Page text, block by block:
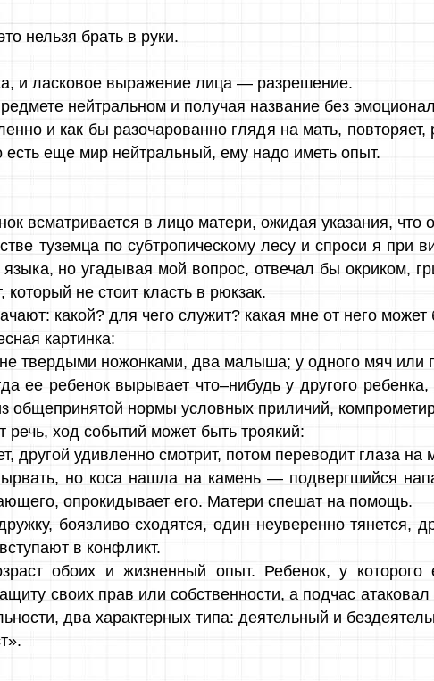
нельзя брать в руки.
и ласковое выражение лица — разрешение.
нейтральном и получая название без
и как бы разочарованно глядя на мать,
еще мир нейтральный, ему надо иметь опыт.
всматривается в лицо матери, ожидая указания, что
туземца по субтропическому лесу и спроси я при
но угадывая мой вопрос, отвечал бы окриком,
не стоит класть в рюкзак.
какой? для чего служит? какая мне от него может
картинка:
твердыми ножонками, два малыша; у одного мяч или
ее ребенок вырывает что–нибудь у другого
общепринятой нормы условных приличий,
речь, ход событий может быть троякий:
другой удивленно смотрит, потом переводит глаза на
но коса нашла на камень — подвергшийся
опрокидывает его. Матери спешат на помощь.
боязливо сходятся, один неуверенно тянется,
в конфликт.
обоих и жизненный опыт. Ребенок, у
своих прав или собственности, а подчас
два характерных типа: деятельный и